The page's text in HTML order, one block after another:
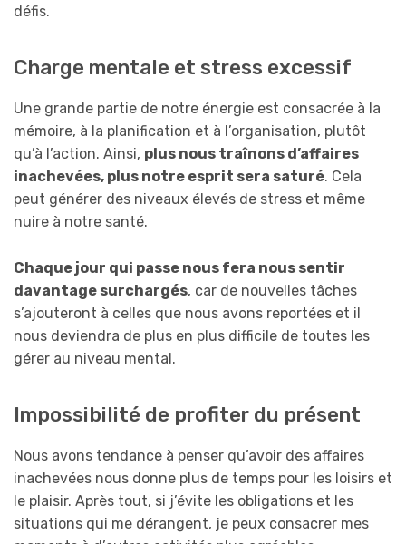
défis.
Charge mentale et stress excessif
Une grande partie de notre énergie est consacrée à la
mémoire, à la planification et à l’organisation, plutôt
qu’à l’action. Ainsi, plus nous traînons d’affaires
inachevées, plus notre esprit sera saturé. Cela
peut générer des niveaux élevés de stress et même
nuire à notre santé.
Chaque jour qui passe nous fera nous sentir
davantage surchargés, car de nouvelles tâches
s’ajouteront à celles que nous avons reportées et il
nous deviendra de plus en plus difficile de toutes les
gérer au niveau mental.
Impossibilité de profiter du présent
Nous avons tendance à penser qu’avoir des affaires
inachevées nous donne plus de temps pour les loisirs et
le plaisir. Après tout, si j’évite les obligations et les
situations qui me dérangent, je peux consacrer mes